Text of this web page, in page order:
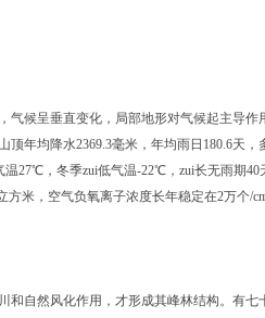
气候呈垂直变化，局部地形对气候起主导
顶年均降水2369.3毫米，年均雨日180.6天
温27℃，冬季zui低气温-22℃，zui长无雨期
米，空气负氧离子浓度长年稳定在2万个/
和自然风化作用，才形成其峰林结构。有七